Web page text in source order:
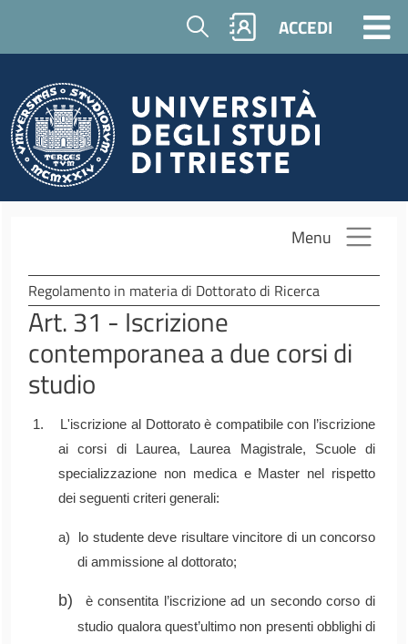
Salta al contenuto principale
Cerca ACCEDI
Menu
Regolamento in materia di Dottorato di Ricerca
Art. 31 - Iscrizione
contemporanea a due corsi di
studio
1. L'iscrizione al Dottorato è compatibile con l’iscrizione
ai corsi di Laurea, Laurea Magistrale, Scuole di
specializzazione non medica e Master nel rispetto
dei seguenti criteri generali:
a) lo studente deve risultare vincitore di un concorso
di ammissione al dottorato;
b)
è consentita l’iscrizione ad un secondo corso di
studio qualora quest’ultimo non presenti obblighi di